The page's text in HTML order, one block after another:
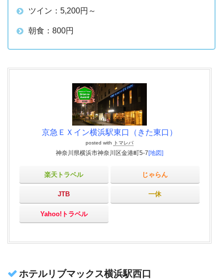
ツイン：5,200円～
朝食：800円
京急ＥＸイン横浜駅東口（きた東口）
posted with トマレバ
神奈川県横浜市神奈川区金港町5-7[地図]
楽天トラベル じゃらん
JTB 一休
Yahoo!トラベル
ホテルリブマックス横浜駅西口